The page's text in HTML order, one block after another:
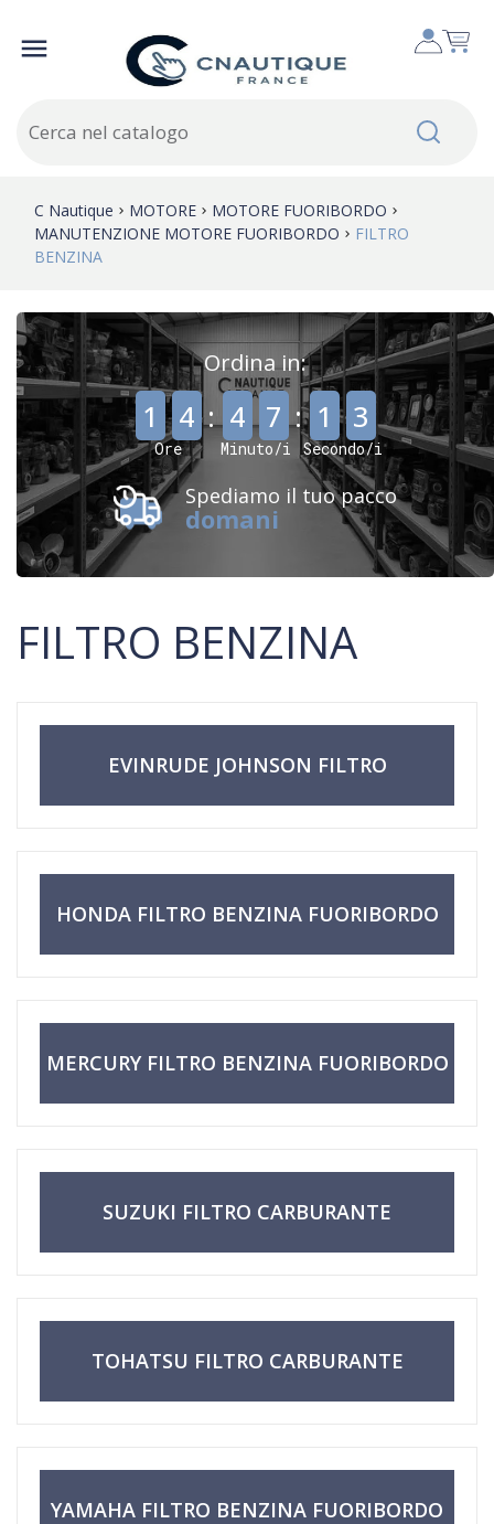

C Nautique MOTORE
MOTORE FUORIBORDO
MANUTENZIONE MOTORE FUORIBORDO
FILTRO
BENZINA
Ordina in:
1 4 :
Ore
4 7 :
Minuto/i
, 1 2
Secondo/i
Spediamo il tuo pacco
domani
FILTRO BENZINA
EVINRUDE JOHNSON FILTRO
HONDA FILTRO BENZINA FUORIBORDO
MERCURY FILTRO BENZINA FUORIBORDO
SUZUKI FILTRO CARBURANTE
TOHATSU FILTRO CARBURANTE
YAMAHA FILTRO BENZINA FUORIBORDO